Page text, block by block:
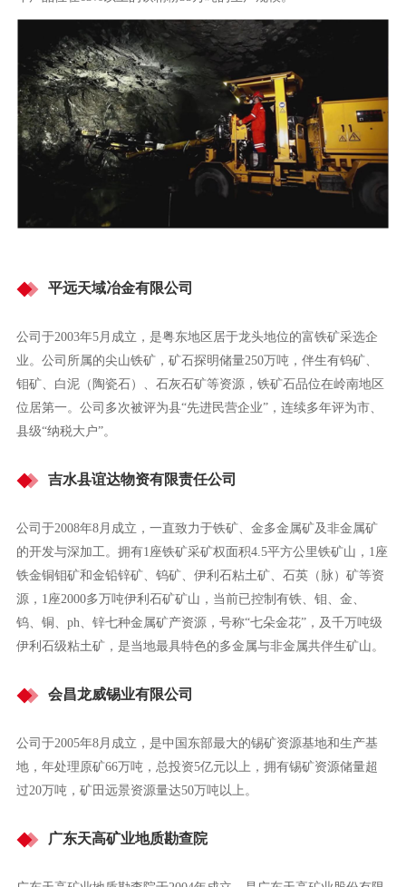
平远天域冶金有限公司
公司于2003年5月成立，是粤东地区居于龙头地位的富铁矿采选企
业。公司所属的尖山铁矿，矿石探明储量250万吨，伴生有钨矿、
钼矿、白泥（陶瓷石）、石灰石矿等资源，铁矿石品位在岭南地区
位居第一。公司多次被评为县“先进民营企业”，连续多年评为市、
县级“纳税大户”。
吉水县谊达物资有限责任公司
公司于2008年8月成立，一直致力于铁矿、金多金属矿及非金属矿
的开发与深加工。拥有1座铁矿采矿权面积4.5平方公里铁矿山，1座
铁金铜钼矿和金铅锌矿、钨矿、伊利石粘土矿、石英（脉）矿等资
源，1座2000多万吨伊利石矿矿山，当前已控制有铁、钼、金、
钨、铜、ph、锌七种金属矿产资源，号称“七朵金花”，及千万吨级
伊利石级粘土矿，是当地最具特色的多金属与非金属共伴生矿山。
会昌龙威锡业有限公司
公司于2005年8月成立，是中国东部最大的锡矿资源基地和生产基
地，年处理原矿66万吨，总投资5亿元以上，拥有锡矿资源储量超
过20万吨，矿田远景资源量达50万吨以上。
广东天高矿业地质勘查院